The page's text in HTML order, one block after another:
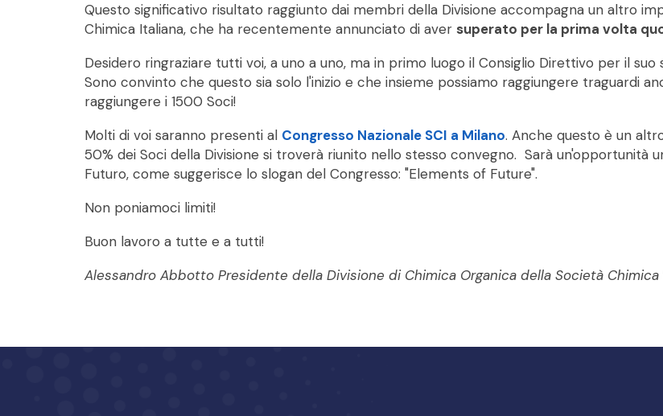
Questo significativo risultato raggiunto dai membri della Divisione accompagna un altro
Chimica Italiana, che ha recentemente annunciato di aver superato per la prima volta
Desidero ringraziare tutti voi, a uno a uno, ma in primo luogo il Consiglio Direttivo per il
Sono convinto che questo sia solo l'inizio e che insieme possiamo raggiungere traguardi
raggiungere i 1500 Soci!
Molti di voi saranno presenti al Congresso Nazionale SCI a Milano. Anche questo è un
50% dei Soci della Divisione si troverà riunito nello stesso convegno. Sarà un'opportunità
Futuro, come suggerisce lo slogan del Congresso: "Elements of Future".
Non poniamoci limiti!
Buon lavoro a tutte e a tutti!
Alessandro Abbotto Presidente della Divisione di Chimica Organica della Società Chimica